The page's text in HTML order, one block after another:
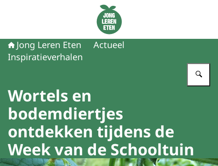
Naar de homepage van Jong Leren Eten
Jong Leren Eten
Actueel
Inspiratieverhalen
Wortels en
bodemdiertjes
ontdekken tijdens de
Week van de Schooltuin